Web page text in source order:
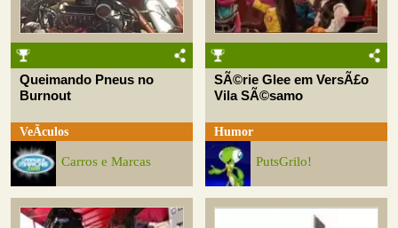
Queimando Pneus no
Burnout
VeÃ­culos
Carros e Marcas
SÃ©rie Glee em VersÃ£o
Vila SÃ©samo
Humor
PutsGrilo!